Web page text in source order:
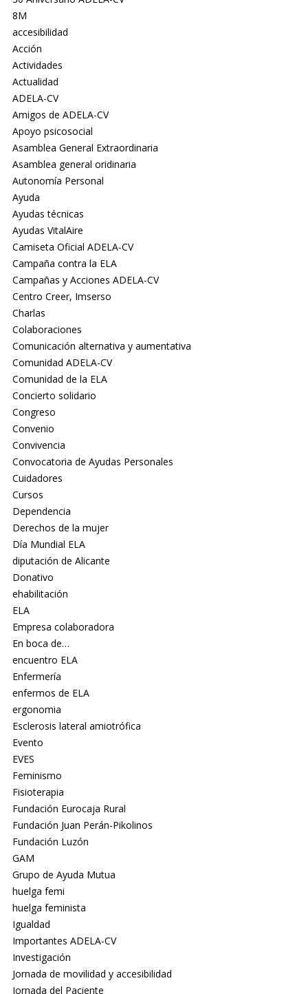
8M
accesibilidad
Acción
Actividades
Actualidad
ADELA-CV
Amigos de ADELA-CV
Apoyo psicosocial
Asamblea General Extraordinaria
Asamblea general oridinaria
Autonomía Personal
Ayuda
Ayudas técnicas
Ayudas VitalAire
Camiseta Oficial ADELA-CV
Campaña contra la ELA
Campañas y Acciones ADELA-CV
Centro Creer, Imserso
Charlas
Colaboraciones
Comunicación alternativa y aumentativa
Comunidad ADELA-CV
Comunidad de la ELA
Concierto solidario
Congreso
Convenio
Convivencia
Convocatoria de Ayudas Personales
Cuidadores
Cursos
Dependencia
Derechos de la mujer
Día Mundial ELA
diputación de Alicante
Donativo
ehabilitación
ELA
Empresa colaboradora
En boca de…
encuentro ELA
Enfermería
enfermos de ELA
ergonomia
Esclerosis lateral amiotrófica
Evento
EVES
Feminismo
Fisioterapia
Fundación Eurocaja Rural
Fundación Juan Perán-Pikolinos
Fundación Luzón
GAM
Grupo de Ayuda Mutua
huelga femi
huelga feminista
Igualdad
Importantes ADELA-CV
Investigación
Jornada de movilidad y accesibilidad
Jornada del Paciente